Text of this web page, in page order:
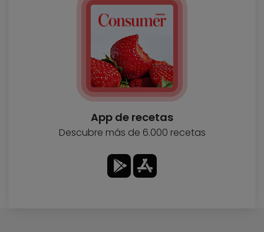
App de recetas
Descubre más de 6.000 recetas